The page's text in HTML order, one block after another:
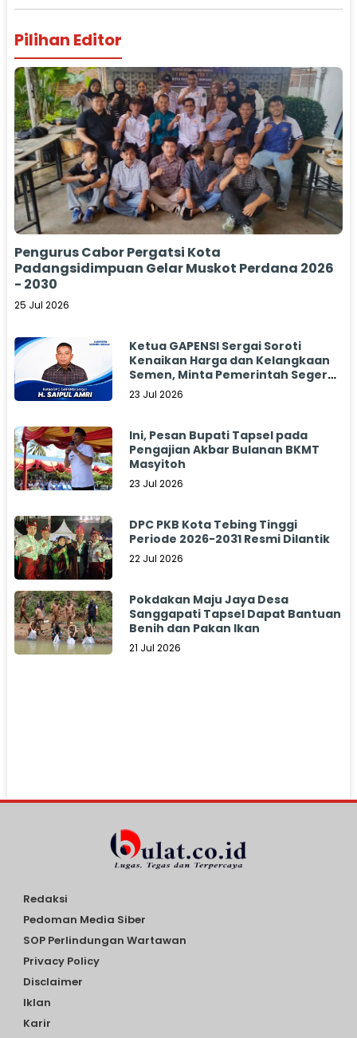
Pilihan Editor
Pengurus Cabor Pergatsi Kota
Padangsidimpuan Gelar Muskot Perdana 2026
- 2030
25 Jul 2026
Ketua GAPENSI Sergai Soroti
Kenaikan Harga dan Kelangkaan
Semen, Minta Pemerintah Segera
Bertindak
23 Jul 2026
Ini, Pesan Bupati Tapsel pada
Pengajian Akbar Bulanan BKMT
Masyitoh
23 Jul 2026
DPC PKB Kota Tebing Tinggi
Periode 2026-2031 Resmi Dilantik
22 Jul 2026
Pokdakan Maju Jaya Desa
Sanggapati Tapsel Dapat Bantuan
Benih dan Pakan Ikan
21 Jul 2026
Redaksi
Pedoman Media Siber
SOP Perlindungan Wartawan
Privacy Policy
Disclaimer
Iklan
Karir